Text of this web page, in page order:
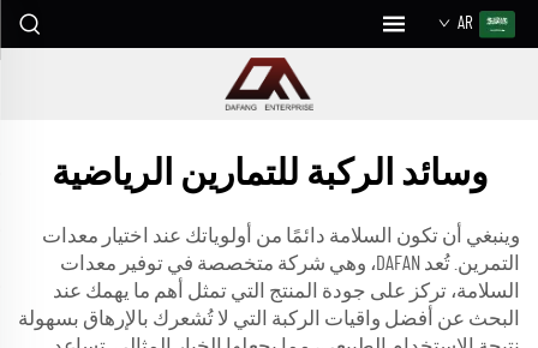
AR
وسائد الركبة للتمارين الرياضية
وينبغي أن تكون السلامة دائمًا من أولوياتك عند اختيار معدات
التمرين. تُعد DAFAN، وهي شركة متخصصة في توفير معدات
السلامة، تركز على جودة المنتج التي تمثل أهم ما يهمك عند
البحث عن أفضل واقيات الركبة التي لا تُشعرك بالإرهاق بسهولة